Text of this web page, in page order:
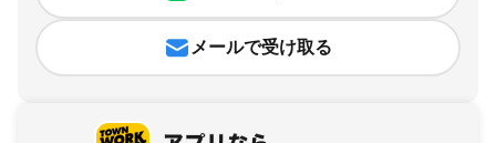
メールで受け取る